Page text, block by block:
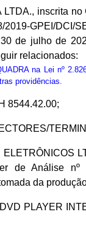
LTDA., inscrita
2019-GPEI/DCI/
de julho de
relacionados:
na Lei nº
providências.
8544.42.00;
ELETRÔNICOS
de Análise nº
da
PLAYER